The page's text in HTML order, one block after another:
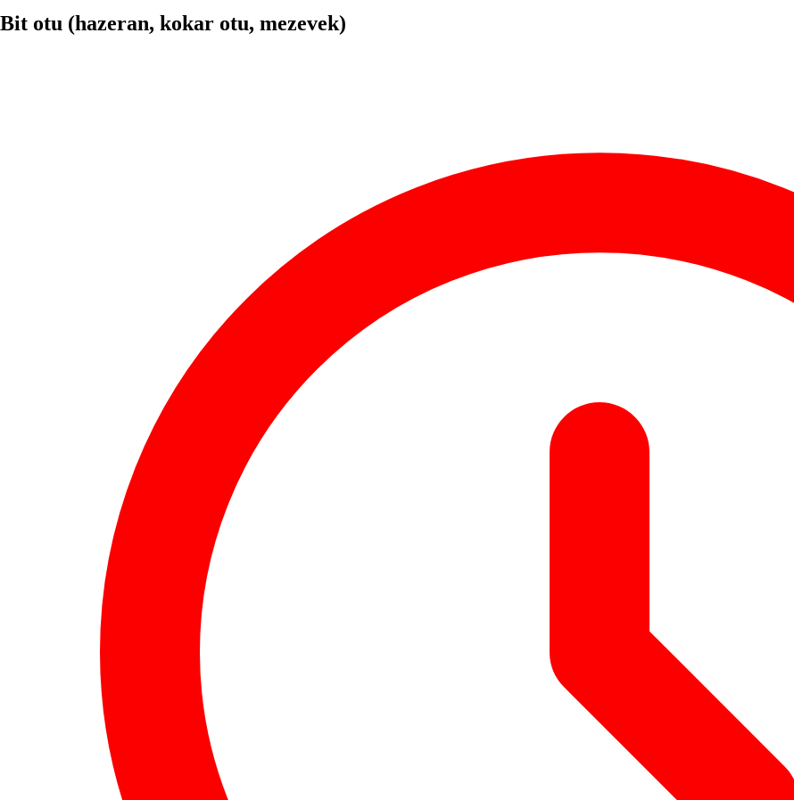
Bit otu (hazeran, kokar otu, mezevek)